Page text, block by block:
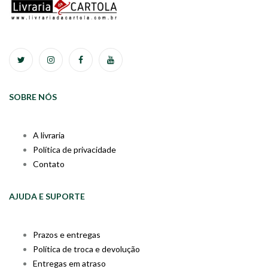
SOBRE NÓS
A livraria
Política de privacidade
Contato
AJUDA E SUPORTE
Prazos e entregas
Política de troca e devolução
Entregas em atraso